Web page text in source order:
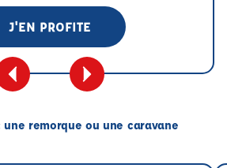
J'EN PROFITE
une remorque ou une caravane